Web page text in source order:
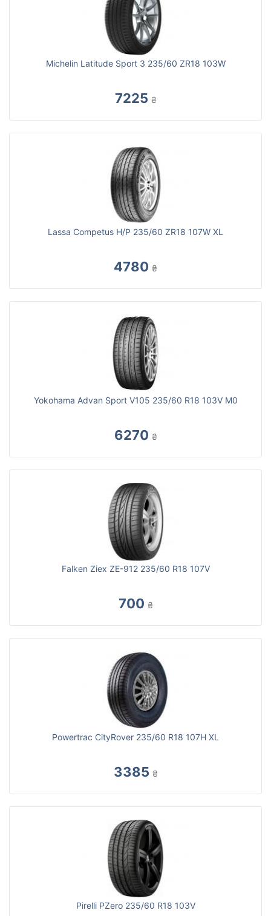
Michelin Latitude Sport 3 235/60 ZR18 103W
7225 ₴
Lassa Competus H/P 235/60 ZR18 107W XL
4780 ₴
Yokohama Advan Sport V105 235/60 R18 103V M0
6270 ₴
Falken Ziex ZE-912 235/60 R18 107V
700 ₴
Powertrac CityRover 235/60 R18 107H XL
3385 ₴
Pirelli PZero 235/60 R18 103V